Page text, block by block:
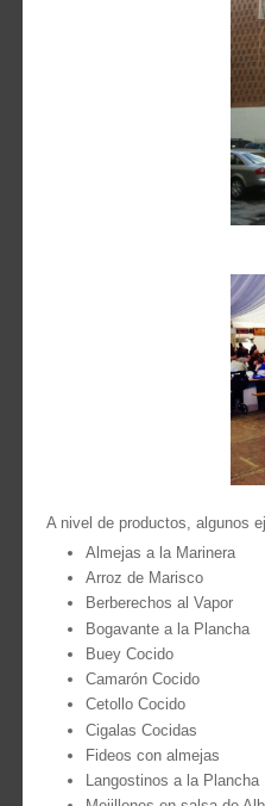
A nivel de productos, algunos
Almejas a la Marinera
Arroz de Marisco
Berberechos al Vapor
Bogavante a la Plancha
Buey Cocido
Camarón Cocido
Cetollo Cocido
Cigalas Cocidas
Fideos con almejas
Langostinos a la Plancha